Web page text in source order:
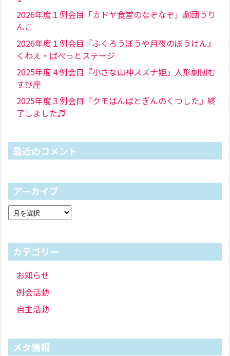
2026年度１例会目「カドヤ食堂のなぞなぞ」劇団うり
んこ
2026年度１例会目『ふくろうぼうや月夜のぼうけん』
くわえ・ぱぺっとステージ
2025年度４例会目『小さな山神スズナ姫』人形劇団む
すび座
2025年度３例会目『クモばんばとぎんのくつした』終
了しました♬
最近のコメント
アーカイブ
カテゴリー
お知らせ
例会活動
自主活動
メタ情報